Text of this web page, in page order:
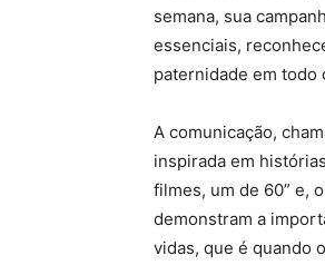
semana, sua
essenciais,
paternidade em todo
A comunicação,
inspirada em
filmes, um de 60” e,
demonstram a
vidas, que é quando